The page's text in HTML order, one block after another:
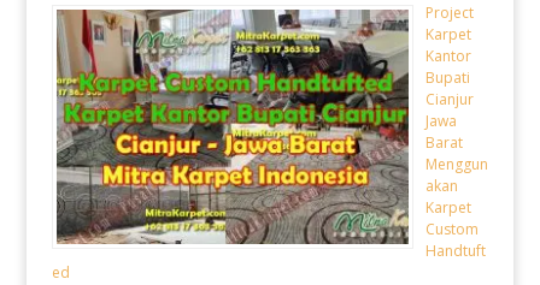
Project
Karpet
Kantor
Bupati
Cianjur
Jawa
Barat
Menggun
akan
Karpet
Custom
Handtuft
ed